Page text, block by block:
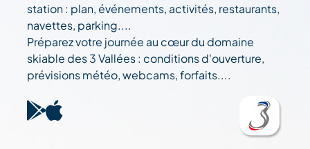
station : plan, événements, activités, restaurants,
navettes, parking....
Préparez votre journée au cœur du domaine
skiable des 3 Vallées : conditions d'ouverture,
prévisions météo, webcams, forfaits....